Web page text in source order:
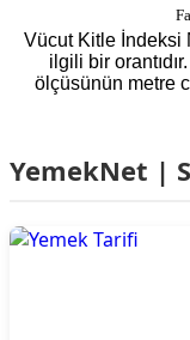
Vücut Kitle İndeksi
ilgili bir
ölçüsünün metre
YemekNet |